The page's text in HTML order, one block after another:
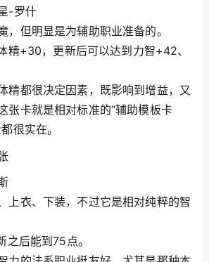
-罗什
，但明显是为辅助职业准备的。
精+30，更新后可以达到力智+42、
精都很决定因素，既影响到增益，又
张卡就是相对标准的“辅助模板卡
很实在。
上衣、下装，不过它是相对纯粹的智
后能到75点。